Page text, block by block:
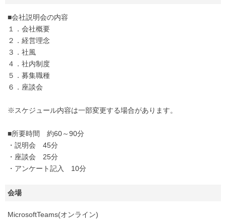
■会社説明会の内容
１．会社概要
２．経営理念
３．社風
４．社内制度
５．募集職種
６．座談会
※スケジュール内容は一部変更する場合があります。
■所要時間 約60～90分
・説明会 45分
・座談会 25分
・アンケート記入 10分
会場
MicrosoftTeams(オンライン)